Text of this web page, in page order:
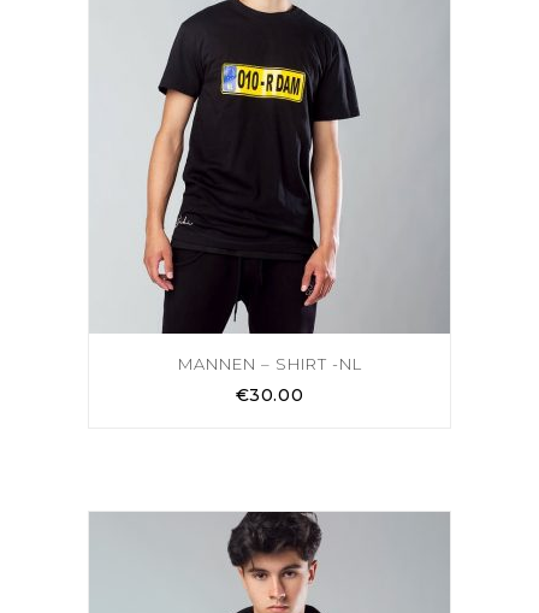
MANNEN – SHIRT -NL
€30.00